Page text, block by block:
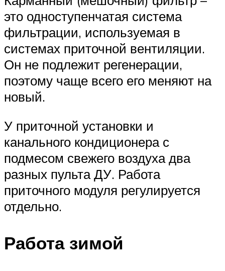
это одноступенчатая система
фильтрации, используемая в
системах приточной вентиляции.
Он не подлежит регенерации,
поэтому чаще всего его меняют на
новый.
У приточной установки и
канального кондиционера с
подмесом свежего воздуха два
разных пульта ДУ. Работа
приточного модуля регулируется
отдельно.
Работа зимой